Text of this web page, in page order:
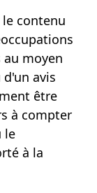
contenu
moyen
avis
être
à compter
le
à la